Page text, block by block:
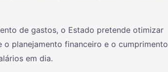
de gastos, o Estado pretende otimizar
o planejamento financeiro e o cumprimento
em dia.